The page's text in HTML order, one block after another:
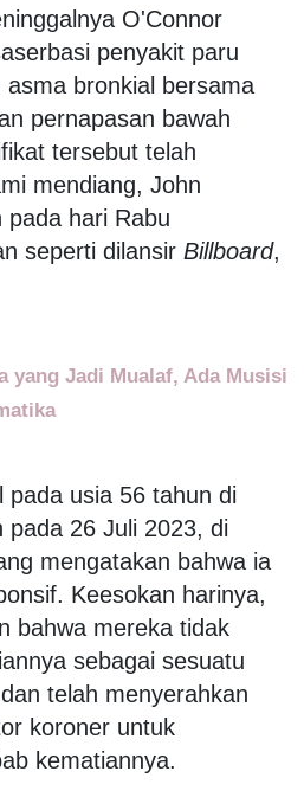
O'Connor
penyakit paru
bronkial bersama
pernapasan bawah
tersebut telah
mendiang, John
pada hari Rabu
seperti dilansir Billboard,
yang Jadi Mualaf, Ada Musisi
pada usia 56 tahun di
pada 26 Juli 2023, di
mengatakan bahwa ia
Keesokan harinya,
bahwa mereka tidak
sebagai sesuatu
telah menyerahkan
koroner untuk
kematiannya.